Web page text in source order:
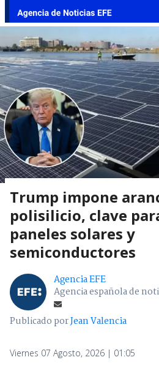
Trump impone
polisilicio, clave
paneles solares y
semiconductores
Agencia EFE
Agencia española de
Publicado porJean Valencia
Viernes 07 Agosto, 2026 | 01:05